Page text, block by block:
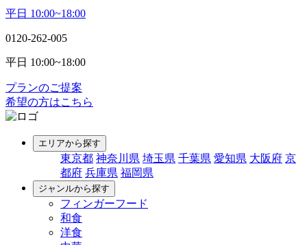
平日 10:00~18:00
0120-262-005
平日 10:00~18:00
プランのご提案
希望の方はこちら
エリアから探す
東京都 神奈川県 埼玉県 千葉県 愛知県 大阪府 京
都府 兵庫県 福岡県
ジャンルから探す
フィンガーフード
和食
洋食